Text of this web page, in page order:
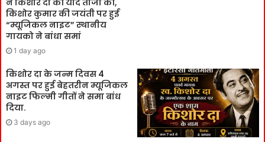
ने किशोर दा की याद ताजा की,
किशोर कुमार की जयंती पर हुई
“म्यूजिकल नाइट” स्थानीय
गायको ने बांधा समां
1 day ago
किशोर दा के जन्म दिवस 4
अगस्त पर हुई बेहतरीन म्यूजिकल
नाइट फिल्मी गीतों ने समा बांध
दिया.
3 days ago